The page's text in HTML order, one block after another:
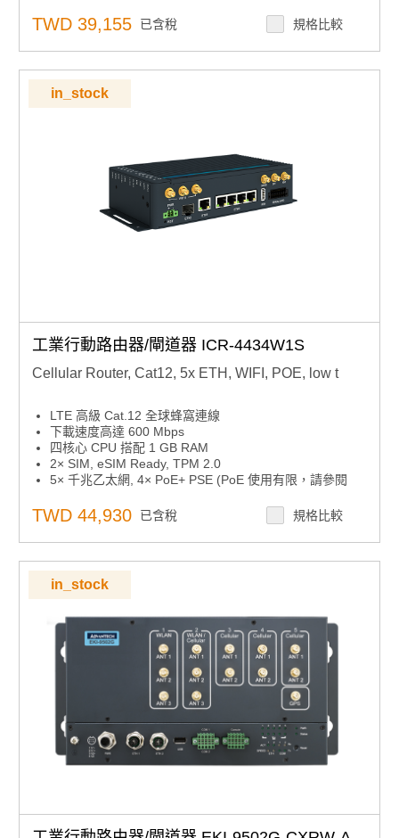
RS232， RS485， CAN總線， GNSS接收器， 2× DI，
2× DO， USB主機， 微型SD卡
堅固的金屬蓋，帶牆壁和 DIN 安裝選項
寬工作溫度範圍
TWD 39,155 已含稅 規格比較
in_stock
工業行動路由器/閘道器 ICR-4434W1S
Cellular Router, Cat12, 5x ETH, WIFI, POE, low t
LTE 高級 Cat.12 全球蜂窩連線
下載速度高達 600 Mbps
四核心 CPU 搭配 1 GB RAM
2× SIM, eSIM Ready, TPM 2.0
5× 千兆乙太網, 4× PoE+ PSE (PoE 使用有限，請參閱
SFP 連接器支援高達 10 Gbps 的 SFP 模組
RS232, RS485, CAN 匯流排, GNSS 接收器, 2× DI, 2×
DO, USB 主機, 微型 SD 卡
堅固的金屬外殼，可選配壁掛和 DIN 安裝
寬溫範圍 (-40 to +60 °C)
TWD 44,930 已含稅 規格比較
in_stock